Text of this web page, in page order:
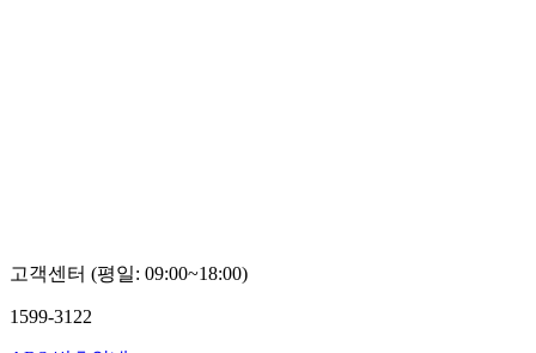
고객센터 (평일: 09:00~18:00)
1599-3122